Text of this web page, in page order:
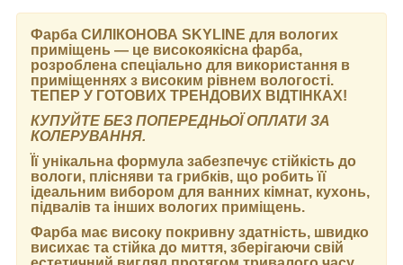
Фарба СИЛІКОНОВА SKYLINE для вологих
приміщень — це високоякісна фарба,
розроблена спеціально для використання в
приміщеннях з високим рівнем вологості.
ТЕПЕР У ГОТОВИХ ТРЕНДОВИХ ВІДТІНКАХ!
КУПУЙТЕ БЕЗ ПОПЕРЕДНЬОЇ ОПЛАТИ ЗА
КОЛЕРУВАННЯ.
Її унікальна формула забезпечує стійкість до
вологи, плісняви та грибків, що робить її
ідеальним вибором для ванних кімнат, кухонь,
підвалів та інших вологих приміщень.
Фарба має високу покривну здатність, швидко
висихає та стійка до миття, зберігаючи свій